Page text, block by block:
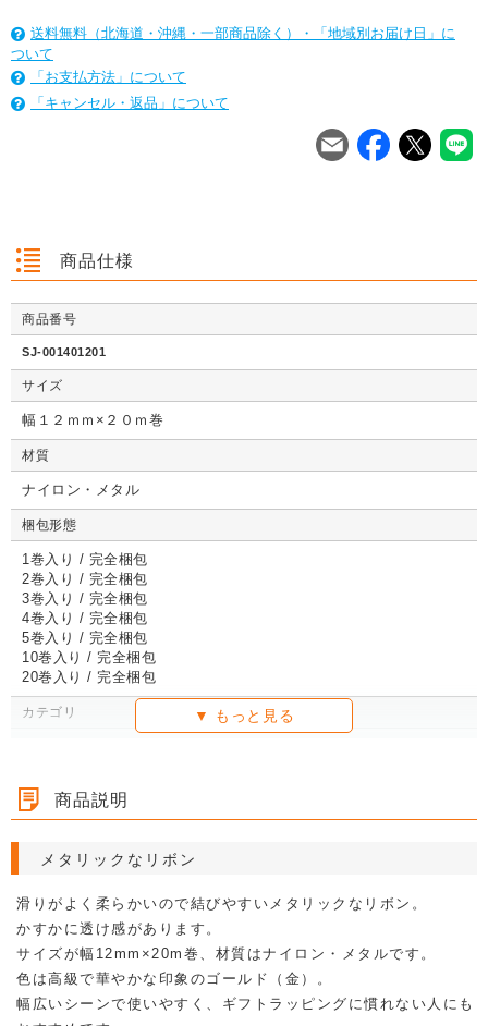
送料無料（北海道・沖縄・一部商品除く）・「地域別お届け日」に
ついて
「お支払方法」について
「キャンセル・返品」について
クッション封筒（ネ
コポス最大）※A4
不可
1枚 21.1円～
詳しくみる
【広告入】宅配120
（高さ3段階変更可
価格※
詳しくみる
【宅配80サイズ】定
04）
詳しくみる
【広告入
詳し
クッション封筒（ネ
不可
1枚 21.1円～
能）※キャンペーン
クッション封筒（ネ
コポス最大）※A4
不可
1枚 21.1円～
詳しくみる
イズ 段ボール箱
番段ボール箱（DA0
イズ 段ボ
商品仕様
商品番号
SJ-001401201
サイズ
幅１２ｍｍ×２０ｍ巻
材質
ナイロン・メタル
梱包形態
1巻入り / 完全梱包
2巻入り / 完全梱包
3巻入り / 完全梱包
4巻入り / 完全梱包
5巻入り / 完全梱包
10巻入り / 完全梱包
20巻入り / 完全梱包
カテゴリ
商品説明
メタリックなリボン
滑りがよく柔らかいので結びやすいメタリックなリボン。
かすかに透け感があります。
サイズが幅12mm×20m巻、材質はナイロン・メタルです。
色は高級で華やかな印象のゴールド（金）。
幅広いシーンで使いやすく、ギフトラッピングに慣れない人にも